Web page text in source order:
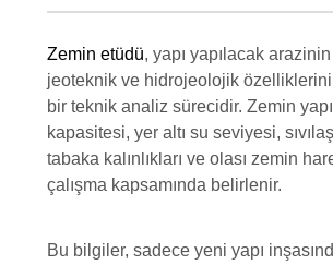
Zemin etüdü, yapı yapılacak
jeoteknik ve hidrojeolojik
bir teknik analiz sürecidir. Zemin
kapasitesi, yer altı su seviyesi,
tabaka kalınlıkları ve olası zemin
çalışma kapsamında belirlenir.
Bu bilgiler, sadece yeni yapı